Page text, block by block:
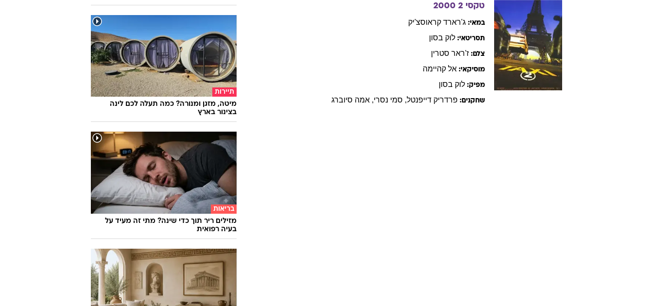
טקסי 2 2000
במאי: ג'רארד קראוסצ'יק
תסריטאי: לוק בסון
צלם: ז'ראר סטרין
מוסיקאי: אל קהיימה
מפיק: לוק בסון
שחקנים: פרדריק דייפנטל, סמי נסרי, אמה סיוברג
תיירות
מיטה, מזגן ומנורה? כמה תעלה לכם לינה
בצינור בארץ
בריאות
מזילים ריר תוך כדי שינה? מתי זה מעיד על
בעיה רפואית